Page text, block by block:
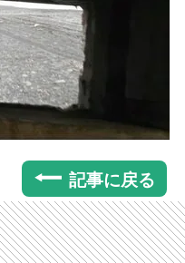
記事に戻る